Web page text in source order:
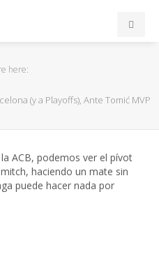
here:
(y a Playoffs), Ante Tomić MVP